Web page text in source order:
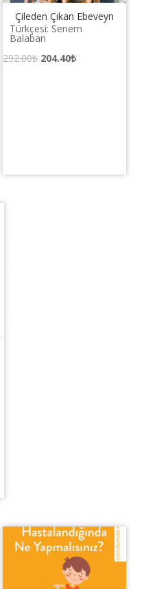
Çileden Çıkan Ebeveyn
Türkçesi: Senem
Balaban
292.00₺ Orijinal
204.40₺Şu